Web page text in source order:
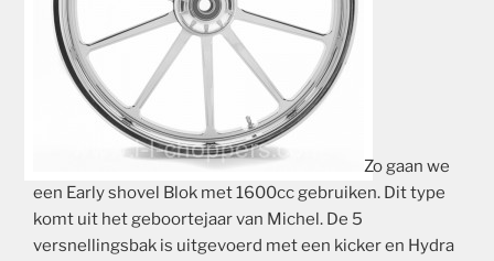
Zo gaan we
een Early shovel Blok met 1600cc gebruiken. Dit type
komt uit het geboortejaar van Michel. De 5
versnellingsbak is uitgevoerd met een kicker en Hydra